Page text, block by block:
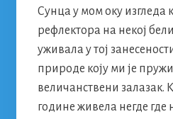
Сунца у мом оку изгледа
рефлектора на некој
уживала у тој
природе коју ми је
величанствени залазак.
године живела негде